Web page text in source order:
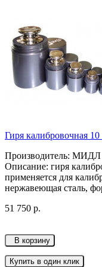
Гиря калибровочная 10
Производитель: МИДЛ
Описание: гиря
применяется для
нержавеющая сталь,
51 750 р.
В корзину
Купить в один клик